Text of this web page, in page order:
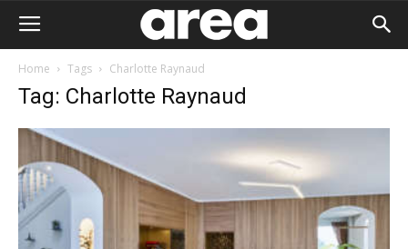
Home Tags Charlotte Raynaud
Tag: Charlotte Raynaud